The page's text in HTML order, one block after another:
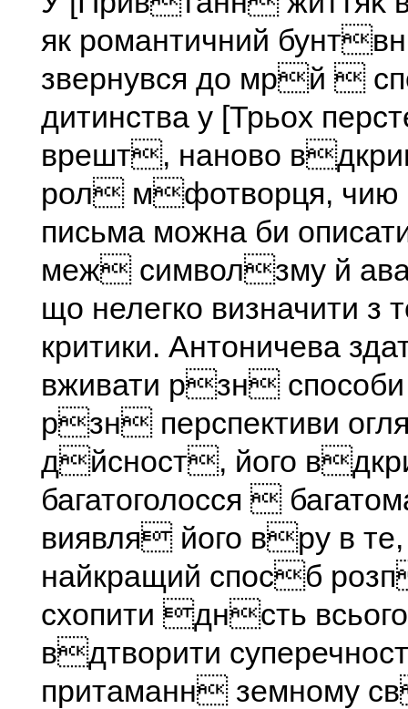
як романтичний
звернувся до мрй 
дитинства у [Трьох
врешт, наново
рол мфотворця, чию
письма можна би
меж символзму й
що нелегко визначити з
критики. Антоничева
вживати рзн
рзн перспективи
дйсност, його
багатоголосся 
виявля його вру в
найкращий спосб
схопити днсть
вдтворити
притаманн земному